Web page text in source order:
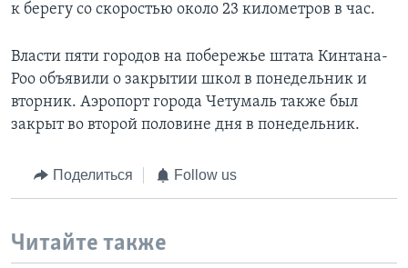
к берегу со скоростью около 23 километров в час.
Власти пяти городов на побережье штата Кинтана-
Роо объявили о закрытии школ в понедельник и
вторник. Аэропорт города Четумаль также был
закрыт во второй половине дня в понедельник.
Поделиться Follow us
Читайте также